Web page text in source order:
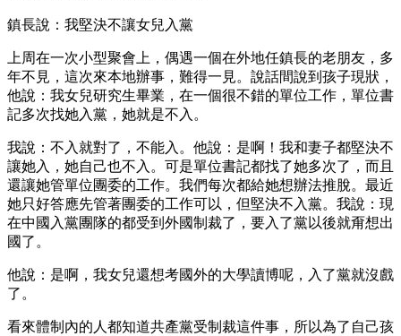
鎮長說：我堅決不讓女兒入黨
上周在一次小型聚會上，偶遇一個在外地任鎮長的老朋友，多
年不見，這次來本地辦事，難得一見。說話間說到孩子現狀，
他說：我女兒研究生畢業，在一個很不錯的單位工作，單位書
記多次找她入黨，她就是不入。
我說：不入就對了，不能入。他說：是啊！我和妻子都堅決不
讓她入，她自己也不入。可是單位書記都找了她多次了，而且
還讓她管單位團委的工作。我們每次都給她想辦法推脫。最近
她只好答應先管著團委的工作可以，但堅決不入黨。我說：現
在中國入黨團隊的都受到外國制裁了，要入了黨以後就甭想出
國了。
他說：是啊，我女兒還想考國外的大學讀博呢，入了黨就沒戲
了。
看來體制內的人都知道共產黨受制裁這件事，所以為了自己孩